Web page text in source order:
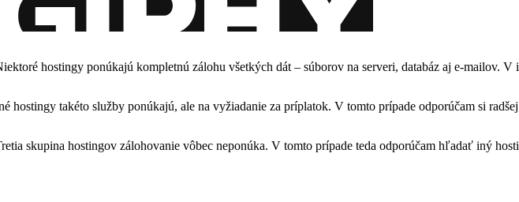
hostingy ponúkajú kompletnú zálohu všetkých dát – súborov na serveri, databáz aj e-mailov.
hostingy takéto služby ponúkajú, ale na vyžiadanie za príplatok. V tomto prípade odporúčam si
skupina hostingov zálohovanie vôbec neponúka. V tomto prípade teda odporúčam hľadať iný